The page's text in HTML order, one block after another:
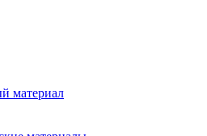
материал